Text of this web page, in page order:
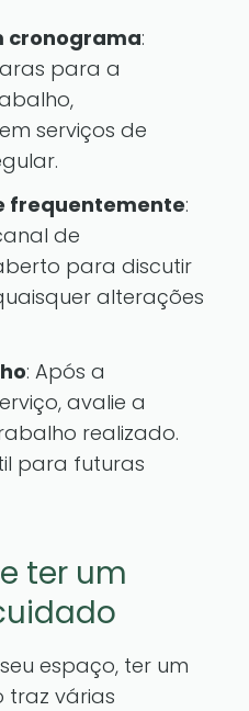
cronograma:
para a
serviços de
frequentemente:
de
para discutir
alterações
: Após a
avalie a
realizado.
para futuras
ter um
espaço, ter um
traz várias